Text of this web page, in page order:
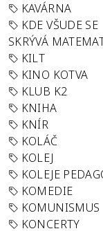
KAVÁRNA
KDE VŠUDE SE
SKRÝVÁ
KILT
KINO KOTVA
KLUB K2
KNIHA
KNÍR
KOLÁČ
KOLEJ
KOLEJE
KOMEDIE
KOMUNISMUS
KONCERTY